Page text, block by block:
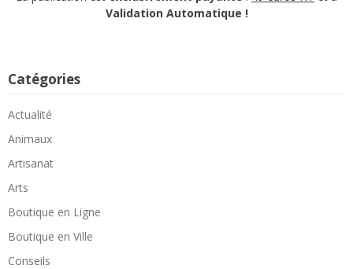
Validation Automatique !
Catégories
Actualité
Animaux
Artisanat
Arts
Boutique en Ligne
Boutique en Ville
Conseils